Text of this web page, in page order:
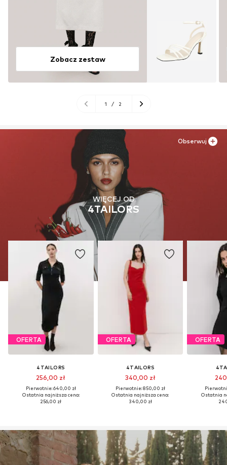
Zobacz zestaw
1 / 2
WIĘCEJ OD
4TAILORS
OFERTA
4TAILORS
256,00 zł
Pierwotnie: 640,00 zł
Ostatnia najniższa cena:
256,00 zł
OFERTA
4TAILORS
340,00 zł
Pierwotnie: 850,00 zł
Ostatnia najniższa cena:
340,00 zł
OFERTA
Ostatnia
Obserwuj